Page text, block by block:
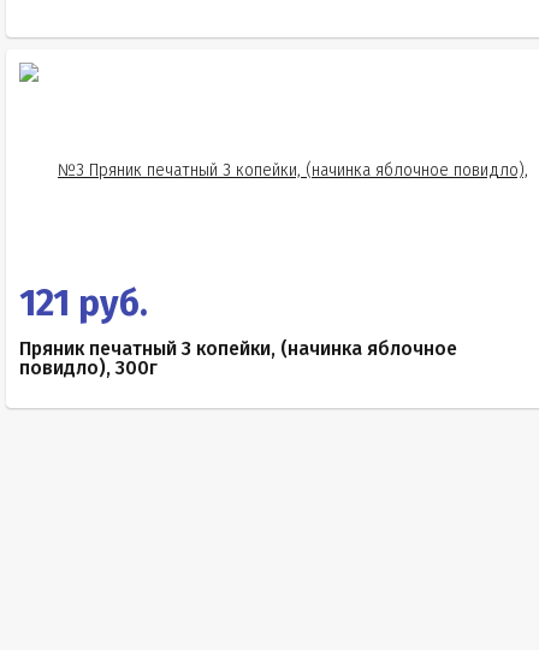
121 руб.
Пряник печатный 3 копейки, (начинка яблочное
повидло), 300г